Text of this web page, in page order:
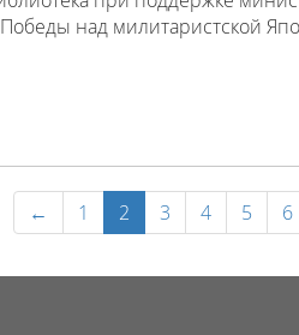
над милитаристской
← 1 2 3 4 5 6